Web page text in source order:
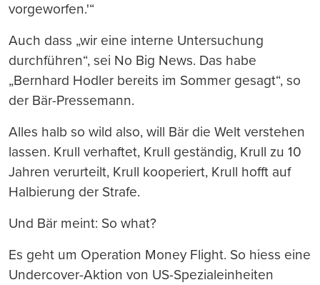
vorgeworfen.'“
Auch dass „wir eine interne Untersuchung
durchführen“, sei No Big News. Das habe
„Bernhard Hodler bereits im Sommer gesagt“, so
der Bär-Pressemann.
Alles halb so wild also, will Bär die Welt verstehen
lassen. Krull verhaftet, Krull geständig, Krull zu 10
Jahren verurteilt, Krull kooperiert, Krull hofft auf
Halbierung der Strafe.
Und Bär meint: So what?
Es geht um Operation Money Flight. So hiess eine
Undercover-Aktion von US-Spezialeinheiten